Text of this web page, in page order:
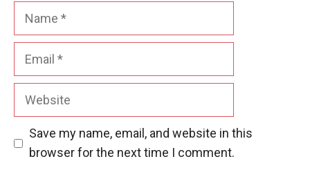
Website
Save my name, email, and website in this
browser for the next time I comment.